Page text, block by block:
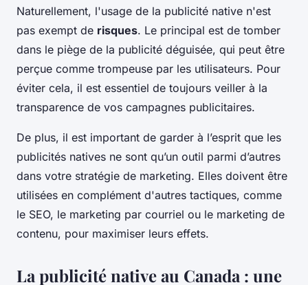
Naturellement, l'usage de la publicité native n'est
pas exempt de risques. Le principal est de tomber
dans le piège de la publicité déguisée, qui peut être
perçue comme trompeuse par les utilisateurs. Pour
éviter cela, il est essentiel de toujours veiller à la
transparence de vos campagnes publicitaires.
De plus, il est important de garder à l’esprit que les
publicités natives ne sont qu’un outil parmi d’autres
dans votre stratégie de marketing. Elles doivent être
utilisées en complément d'autres tactiques, comme
le SEO, le marketing par courriel ou le marketing de
contenu, pour maximiser leurs effets.
La publicité native au Canada : une